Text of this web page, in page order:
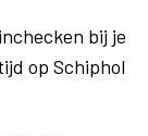
bij je
op Schiphol